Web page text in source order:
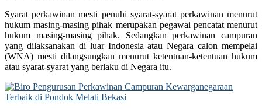
Syarat perkawinan mesti penuhi syarat-syarat perkawinan menurut
hukum masing-masing pihak merupakan pegawai pencatat menurut
hukum masing-masing pihak. Sedangkan perkawinan campuran
yang dilaksanakan di luar Indonesia atau Negara calon mempelai
(WNA) mesti dilangsungkan menurut ketentuan-ketentuan hukum
atau syarat-syarat yang berlaku di Negara itu.